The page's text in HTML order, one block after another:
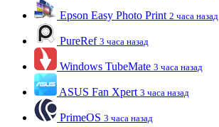
Epson Easy Photo Print 2 часа назад
PureRef 3 часа назад
Windows TubeMate 3 часа назад
ASUS Fan Xpert 3 часа назад
PrimeOS 3 часа назад